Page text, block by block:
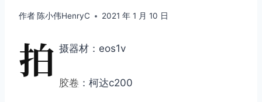
作者 陈小伟HenryC 2021 年 1 月 10 日
拍 摄器材：eos1v
胶卷 ：柯达c200